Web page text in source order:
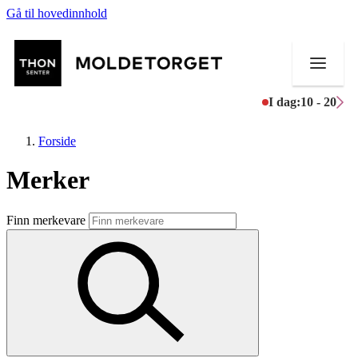
Gå til hovedinnhold
I dag:10 - 20
Butikker
Aktiviteter
Kundeklubb
Forside
Merker
Finn merkevare